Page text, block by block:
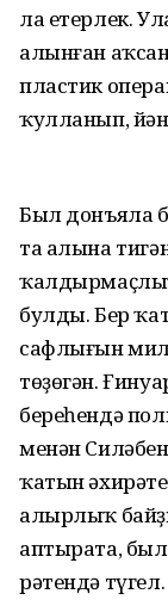
ла етерлек.
алынған
пластик
ҡулланып,
Был донъяла
та алына
булды. Бер
сафлығын
төҙөгән.
береһендә
менән
ҡатын
алырлыҡ
аптырата,
рәтендә